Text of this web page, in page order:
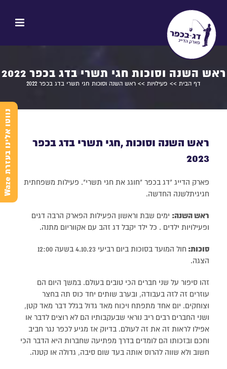
ראש השנה וסוכות חגי תשרי בדג בכפר 2022
דף הבית >> פעילויות >> ראש השנה וסוכות חגי תשרי בדג בכפר 2022
ראש השנה וסוכות ,חגי תשרי בדג בכפר
2023
פארק הדייג "דג בכפר "חוגג את חגי תשרי". פעילות משפחתית
חגיגיתלשנה החדשה.
ראש השנה: ימים שבת וראשון הפעילות הפארק הרבה דגים
ופעילויות ילדים . כל ילד יקבל דג זהב עם אקווריום מתנה.
סוכות:
חול המועד בסוכות ביום רביעי 4.10.23 בשעה 12:00
הצגה.
זהו סיפור על שני חברים הכי טובים בעולם. במשך היום הם
עוזרים זה לזה בעבודה, ובערב שותים יחד כוס תה בחצר
וצוחקים. יום אחד מתפתח ויכוח מאד גדול בגלל דבר מאד קטן,
ושני החברים רבים ריב נוראי שבעקבותיו הם לא רוצים לדבר או
אפילו לראות זה את זה לעולם. בדיוק אז מגיע לכפר נגר חביב
וחכם ובזכותו הם לומדים בדרך מפתיעה שחברות היא הדבר הכי
חשוב ולא שווה להרוס אותה בעד שום סיבה, גדולה או קטנה.
נ
ו
ו
ט
ו
א
ל
י
נ
ו
ב
ע
ז
ר
ת
W
a
z
e